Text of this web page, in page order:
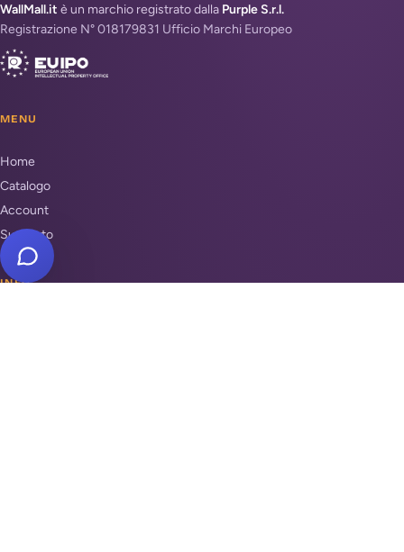
WallMall.it è un marchio registrato dalla Purple S.r.l.
Registrazione N° 018179831 Ufficio Marchi Europeo
MENU
Home
Catalogo
Account
Supporto
INFO